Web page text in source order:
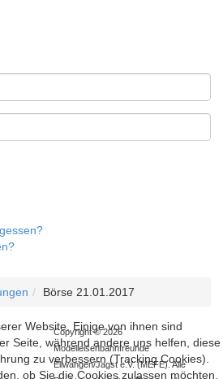
Börse 21.01.2017
Copyright © 2026
Modelleisenbahnfreunde
Ellwangen/Jagst e.V. (MEFE). Alle
Website. Einige von ihnen sind
Seite, während andere uns helfen, diese
zu verbessern (Tracking Cookies).
ob Sie die Cookies zulassen möchten.